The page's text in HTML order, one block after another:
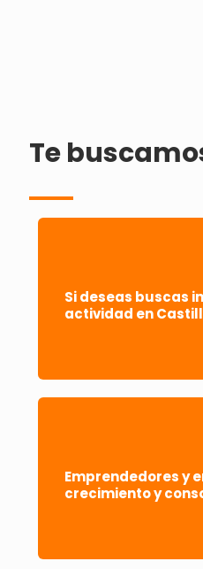
Te
Si deseas buscas
actividad en
Emprendedores y
crecimiento y